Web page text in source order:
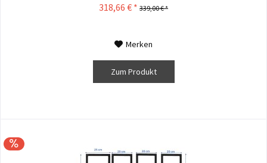
318,66 € * 339,00 € *
Merken
Zum Produkt